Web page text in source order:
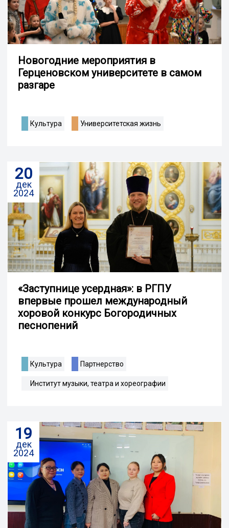
Новогодние мероприятия в
Герценовском университете в самом
разгаре
Культура Университетская жизнь
20
дек
2024
«Заступнице усердная»: в РГПУ
впервые прошел международный
хоровой конкурс Богородичных
песнопений
Культура Партнерство
Институт музыки, театра и хореографии
19
дек
2024